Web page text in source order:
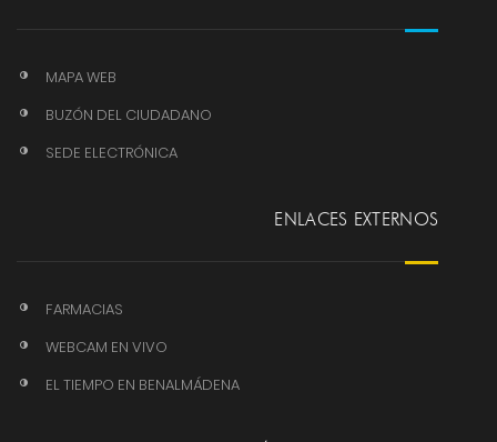
MAPA WEB
BUZÓN DEL CIUDADANO
SEDE ELECTRÓNICA
ENLACES EXTERNOS
FARMACIAS
WEBCAM EN VIVO
EL TIEMPO EN BENALMÁDENA